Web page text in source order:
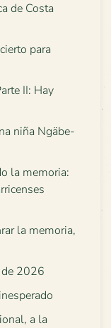
de Costa
para
II: Hay
niña Ngäbe-
la memoria:
la memoria,
de 2026
a la